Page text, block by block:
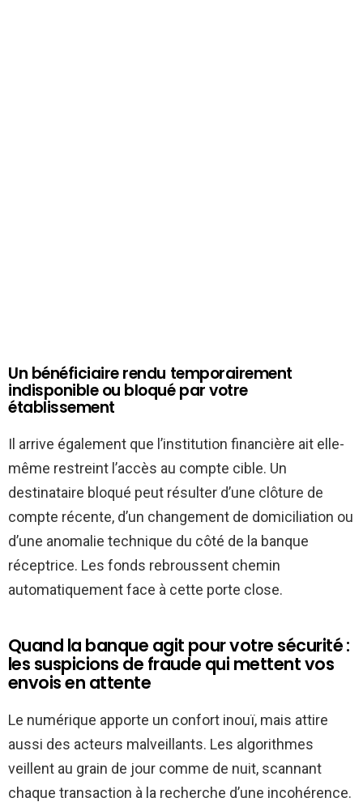
Un bénéficiaire rendu temporairement
indisponible ou bloqué par votre
établissement
Il arrive également que l’institution financière ait elle-
même restreint l’accès au compte cible. Un
destinataire bloqué peut résulter d’une clôture de
compte récente, d’un changement de domiciliation ou
d’une anomalie technique du côté de la banque
réceptrice. Les fonds rebroussent chemin
automatiquement face à cette porte close.
Quand la banque agit pour votre sécurité :
les suspicions de fraude qui mettent vos
envois en attente
Le numérique apporte un confort inouï, mais attire
aussi des acteurs malveillants. Les algorithmes
veillent au grain de jour comme de nuit, scannant
chaque transaction à la recherche d’une incohérence.